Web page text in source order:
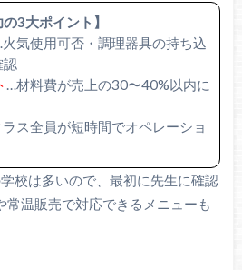
3大ポイント】
気使用可否・調理器具の持ち込
認
…材料費が売上の30〜40%以内に
ス全員が短時間でオペレーショ
学校は多いので、最初に先生に確認
常温販売で対応できるメニューも